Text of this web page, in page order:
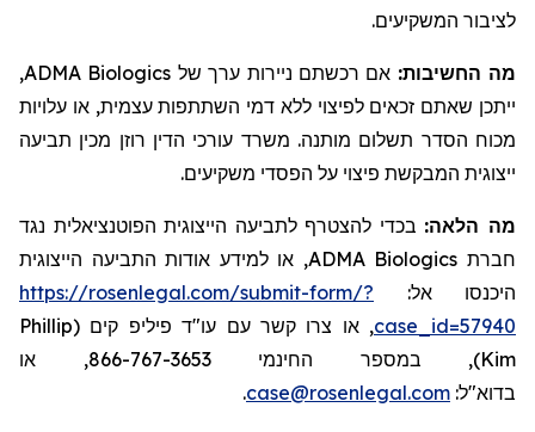
לציבור המשקיעים.
מה החשיבות: אם רכשתם ניירות ערך של ADMA Biologics
,
ייתכן שאתם זכאים לפיצוי ללא דמי השתתפות עצמית, או עלויות
מכוח הסדר תשלום מותנה. משרד עורכי הדין רוזן מכין תביעה
ייצוגית המבקשת פיצוי על הפסדי משקיעים.
מה הלאה: בכדי להצטרף לתביעה הייצוגית הפוטנציאלית נגד
חברת ADMA Biologics, או למידע אודות התביעה הייצוגית
היכנסו אל: https://rosenlegal.com/submit-form/?
case_id=57940, או צרו קשר עם עו"ד פיליפ קים (Phillip
Kim
), במספר החינמי 866-767-3653, או
בדוא"ל: case@rosenlegal.com
.